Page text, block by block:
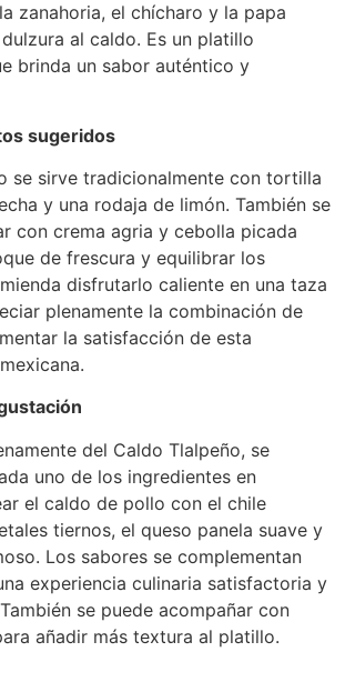
zanahoria, el chícharo y la papa
al caldo. Es un platillo
brinda un sabor auténtico y
sugeridos
se sirve tradicionalmente con tortilla
y una rodaja de limón. También se
con crema agria y cebolla picada
de frescura y equilibrar los
disfrutarlo caliente en una taza
plenamente la combinación de
la satisfacción de esta
del Caldo Tlalpeño, se
uno de los ingredientes en
el caldo de pollo con el chile
tiernos, el queso panela suave y
Los sabores se complementan
experiencia culinaria satisfactoria y
se puede acompañar con
añadir más textura al platillo.